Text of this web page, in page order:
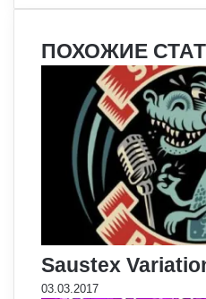
ПОХОЖИЕ
Saustex
03.03.2017